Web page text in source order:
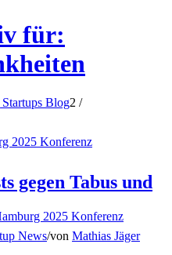
2025 Konferenz
2025 Konferenz
für:
Blog2 /
gegen Tabus und
News/von Mathias Jäger